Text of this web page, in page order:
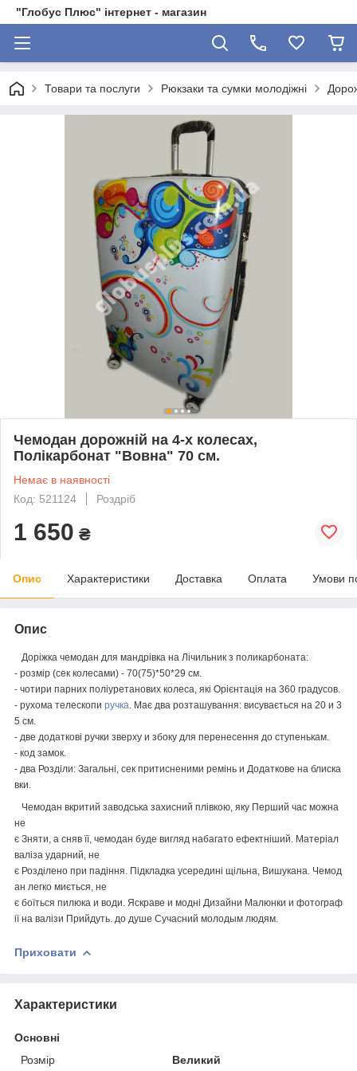
"Глобус Плюс" інтернет - магазин
Товари та послуги Рюкзаки та сумки молодіжні
Чемодан дорожній на 4-х колесах,
Полікарбонат "Вовна" 70 см.
Немає в наявності
Код: 521124
Роздріб
1 650 ₴
Опис Характеристики Доставка Оплата Умови
Опис
Доріжка чемодан для мандрівка на Лічильник з поликарбоната:
- розмір (сек колесами) - 70(75)*50*29 см
- чотири парних поліуретанових колеса які Орієнтація на 360 градусов
- рухома телескопи ручка Має два розташування: висувається на 20 и 3
5 см
- две додаткові ручки зверху и збоку для перенесення до ступенькам
- код замок
- два Розділи: Загальні сек притисненими ремінь и Додаткове на блиска
вки
Чемодан вкритий заводська захисний плівкою яку Перший час можна
не
є Зняти а сняв її, чемодан буде вигляд набагато ефектніший Матеріал
валіза ударний не
є Розділено при падіння Підкладка усередині щільна Вишукана Чемод
ан легко миється не
є боїться пилюка и води Яскраве и модні Дизайни Малюнки и фотограф
ії на валізи Прийдуть. до душе Сучасний молодым людям
Приховати
Характеристики
Основні
Розмір
Великий